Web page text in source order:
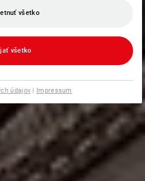
všetko
všetko
údajov | Impressum